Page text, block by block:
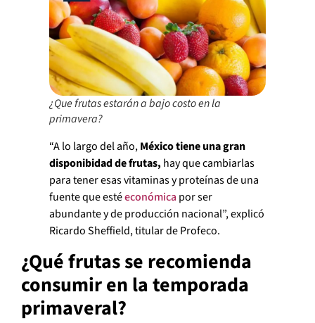
¿Que frutas estarán a bajo costo en la
primavera?
“A lo largo del año,México tiene una gran
disponibidad de frutas, hay que cambiarlas
para tener esas vitaminas y proteínas de una
fuente que estéeconómica por ser
abundante y de producción nacional”, explicó
Ricardo Sheffield, titular de Profeco.
¿Qué frutas se recomienda
consumir en la temporada
primaveral?